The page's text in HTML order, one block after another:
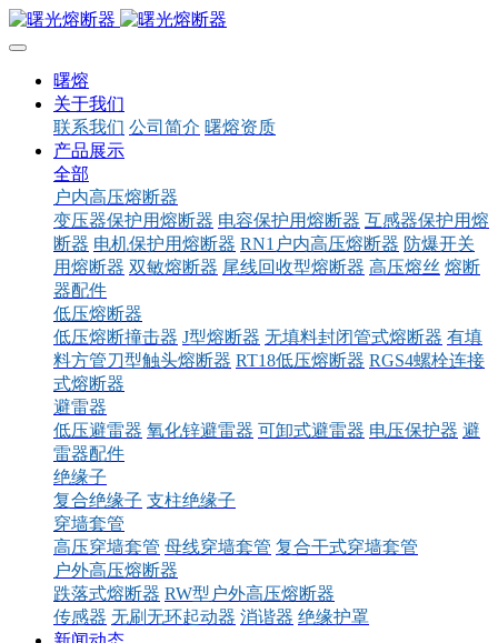
曙熔
关于我们
联系我们 公司简介 曙熔资质
产品展示
全部
户内高压熔断器
变压器保护用熔断器 电容保护用熔断器 互感器保护用熔
断器 电机保护用熔断器 RN1户内高压熔断器 防爆开关
用熔断器 双敏熔断器 尾线回收型熔断器 高压熔丝 熔断
器配件
低压熔断器
低压熔断撞击器 J型熔断器 无填料封闭管式熔断器 有填
料方管刀型触头熔断器 RT18低压熔断器 RGS4螺栓连接
式熔断器
避雷器
低压避雷器 氧化锌避雷器 可卸式避雷器 电压保护器 避
雷器配件
绝缘子
复合绝缘子 支柱绝缘子
穿墙套管
高压穿墙套管 母线穿墙套管 复合干式穿墙套管
户外高压熔断器
跌落式熔断器 RW型户外高压熔断器
传感器 无刷无环起动器 消谐器 绝缘护罩